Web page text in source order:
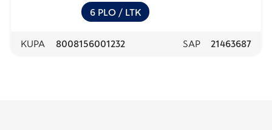
6 PLO / LTK
KUPA 8008156001232 SAP 21463687